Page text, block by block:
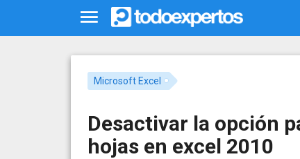
Microsoft Excel
Desactivar la opción
hojas en excel 2010